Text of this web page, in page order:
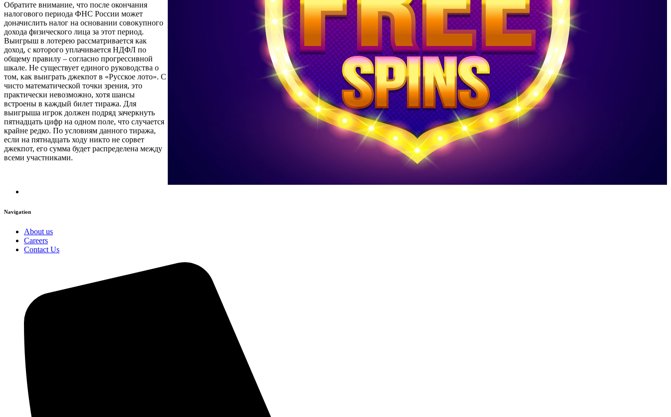
Обратите внимание, что после окончания
налогового периода ФНС России может
доначислить налог на основании совокупного
дохода физического лица за этот период.
Выигрыш в лотерею рассматривается как
доход, с которого уплачивается НДФЛ по
общему правилу – согласно прогрессивной
шкале. Не существует единого руководства о
том, как выиграть джекпот в «Русское лото». С
чисто математической точки зрения, это
практически невозможно, хотя шансы
встроены в каждый билет тиража. Для
выигрыша игрок должен подряд зачеркнуть
пятнадцать цифр на одном поле, что случается
крайне редко. По условиям данного тиража,
если на пятнадцать ходу никто не сорвет
джекпот, его сумма будет распределена между
всеми участниками.
Navigation
About us
Careers
Contact Us